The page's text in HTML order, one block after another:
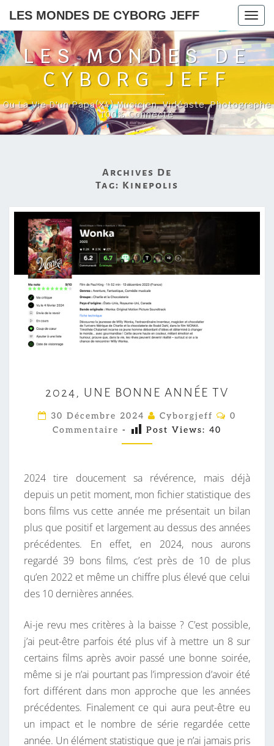
LES MONDES DE CYBORG JEFF
LES MONDES DE
CYBORG JEFF
Ou La Vie D'un Papa(x4) Musicien, Vidéaste, Photographe
100% Connecté
Archives De
Tag: Kinepolis
0
2
4
,
N
E
B
O
N
N
E
N
É
E
T
V
2024, UNE BONNE ANNÉE TV
30 Décembre 2024 Cyborgjeff
C
I
R
E
0
Commentaire - Post Views: 40
2024 tire doucement sa révérence, mais déjà
depuis un petit moment, mon fichier statistique des
bons films vus cette année me présentait un bilan
plus que positif et largement au dessus des années
précédentes. En effet, en 2024, nous aurons
regardé 39 bons films, c’est près de 10 de plus
qu’en 2022 et même un chiffre plus élevé que celui
des 10 dernières années.
Ai-je revu mes critères à la baisse ? C’est possible,
j’ai peut-être parfois été plus vif à mettre un 8 sur
certains films après avoir passé une bonne soirée,
même si je n’ai pourtant pas l’impression d’avoir été
fort différent dans mon approche que les années
précédentes. Finalement ce qui aura peut-être eu
un impact et le nombre de série regardée cette
année. Un élément statistique que je n’ai jamais pris